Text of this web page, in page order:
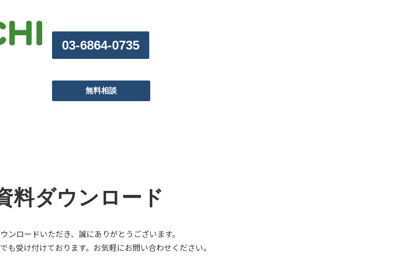
03-6864-0735
無料相談
料ダウンロード
ンロードいただき、誠にありがとうございます。
も受け付けております。お気軽にお問い合わせください。